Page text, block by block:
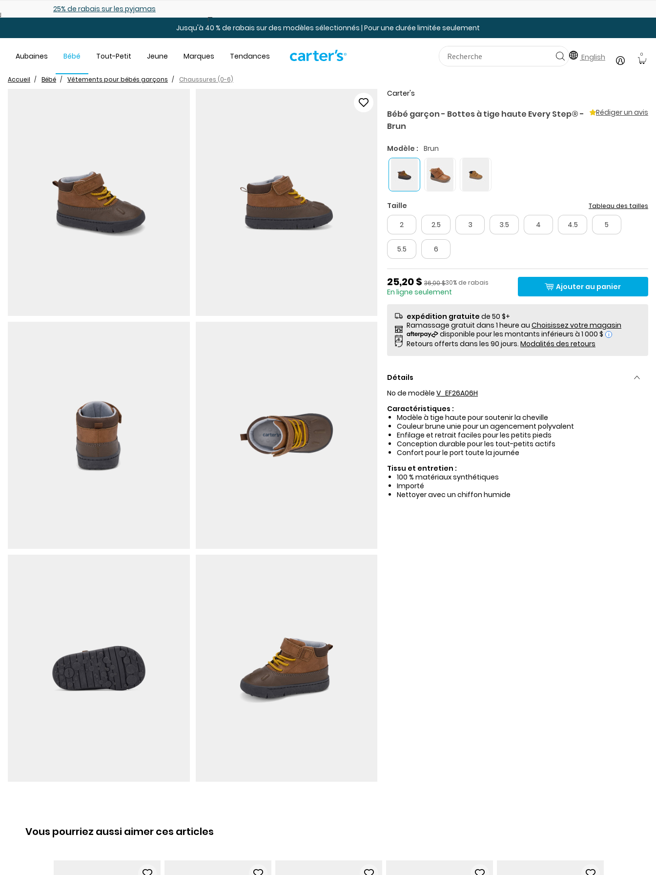
25% de rabais: modèles pour bébé
Jusqu'à 40 % de rabais sur des modèles sélectionnés | Pour une durée limitée seulement
Aubaines Bébé Tout-Petit Jeune Marques Tendances English 0
Accueil Bébé Vêtements pour bébés garçons Chaussures (0-6)
Carter's
Bébé garçon - Bottes à tige haute Every Step® -
Brun
Rédiger un avis
Modèle : Brun
Taille Tableau des tailles
2 2.5 3 3.5 4 4.5 5
5.5 6
Prix de solde
25,20 $ Pourcentage de rabais
30% de rabais
Prix ​​de détail suggéré par le fabricant
36,00 $
En ligne seulement
Ajouter au panier
expédition gratuite de 50 $+
Ramassage gratuit dans 1 heure au Choisissez votre magasin
i
Retours offerts dans les 90 jours. Modalités des retours
Détails
No de modèle V_EF26A06H
Caractéristiques :
Modèle à tige haute pour soutenir la cheville
Couleur brune unie pour un agencement polyvalent
Enfilage et retrait faciles pour les petits pieds
Conception durable pour les tout-petits actifs
Confort pour le port toute la journée
Tissu et entretien :
100 % matériaux synthétiques
Importé
Nettoyer avec un chiffon humide
Vous pourriez aussi aimer ces articles